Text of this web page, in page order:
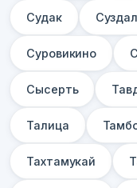
Судак
Суровикино
Сысерть
Талица
Тахтамукай